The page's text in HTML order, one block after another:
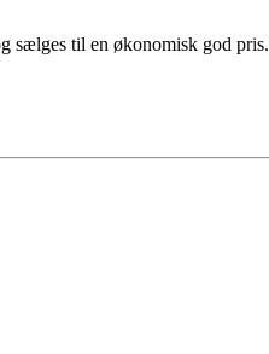
sælges til en økonomisk god pris.